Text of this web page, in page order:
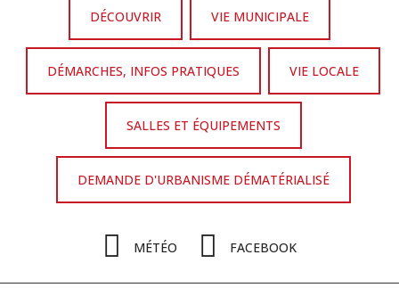
DÉCOUVRIR VIE MUNICIPALE
DÉMARCHES, INFOS PRATIQUES VIE LOCALE
SALLES ET ÉQUIPEMENTS
DEMANDE D'URBANISME DÉMATÉRIALISÉ
MÉTÉO FACEBOOK